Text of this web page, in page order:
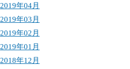
2019年04月
2019年03月
2019年02月
2019年01月
2018年12月